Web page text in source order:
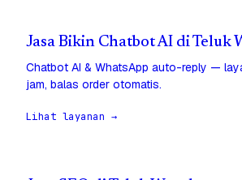
Jasa Bikin Chatbot AI di Teluk
Chatbot AI & WhatsApp auto-reply —
jam, balas order otomatis.
Lihat layanan →